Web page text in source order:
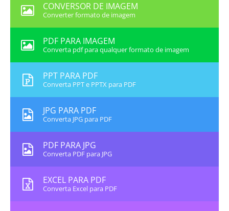
CONVERSOR DE IMAGEM
Converter formato de imagem
PDF PARA IMAGEM
Converta pdf para qualquer formato de imagem
PPT PARA PDF
Converta PPT e PPTX para PDF
JPG PARA PDF
Converta JPG para PDF
PDF PARA JPG
Converta PDF para JPG
EXCEL PARA PDF
Converta Excel para PDF